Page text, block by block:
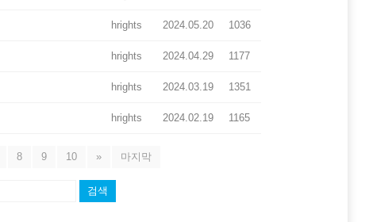
hrights 2024.05.20 1036
hrights 2024.04.29 1177
hrights 2024.03.19 1351
hrights 2024.02.19 1165
8 9 10 » 마지막
검색